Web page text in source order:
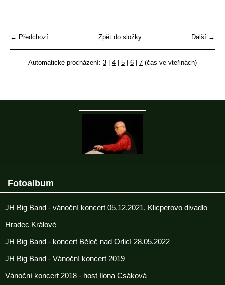
← Předchozí Další →
Zpět do složky
Automatické procházení: 3 4 5 6 7 (čas ve vteřinách)
Fotoalbum
JH Big Band - vánoční koncert 05.12.2021, Klicperovo divadlo
Hradec Králové
JH Big Band - koncert Běleč nad Orlicí 28.05.2022
JH Big Band - Vánoční koncert 2019
Vánoční koncert 2018 - host Ilona Csáková